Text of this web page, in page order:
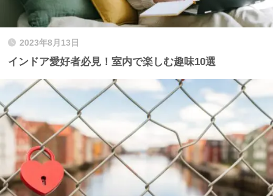
2023年8月13日
インドア愛好者必見！室内で楽しむ趣味10選